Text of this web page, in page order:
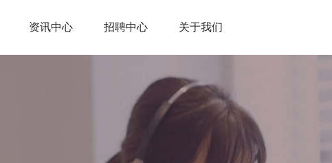
资讯中心 招聘中心 关于我们